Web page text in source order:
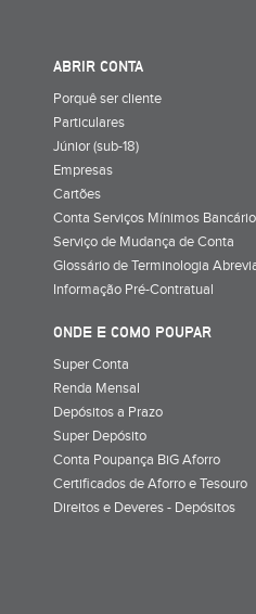
ABRIR CONTA
Porquê ser cliente
Particulares
Júnior (sub-18)
Empresas
Cartões
Conta Serviços Mínimos
Serviço de Mudança de Conta
Glossário de Terminologia
Informação Pré-Contratual
ONDE E COMO POUPAR
Super Conta
Renda Mensal
Depósitos a Prazo
Super Depósito
Conta Poupança BiG Aforro
Certificados de Aforro e Tesouro
Direitos e Deveres - Depósitos